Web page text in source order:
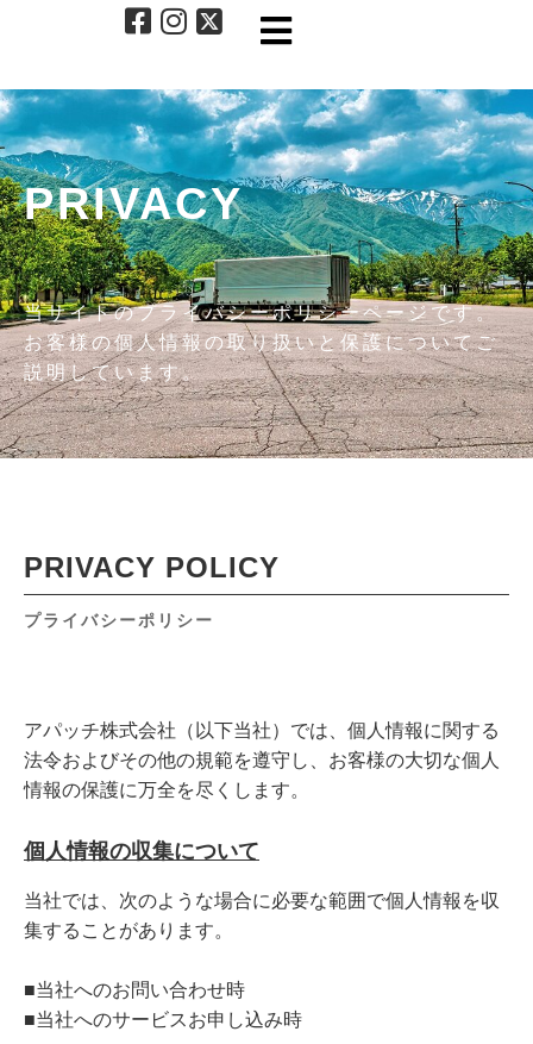
PRIVACY
当サイトのプライバシーポリシーページです。
お客様の個人情報の取り扱いと保護についてご
説明しています。
PRIVACY POLICY
プライバシーポリシー
アパッチ株式会社（以下当社）では、個人情報に関する
法令およびその他の規範を遵守し、お客様の大切な個人
情報の保護に万全を尽くします。
個人情報の収集について
当社では、次のような場合に必要な範囲で個人情報を収
集することがあります。
■当社へのお問い合わせ時
■当社へのサービスお申し込み時